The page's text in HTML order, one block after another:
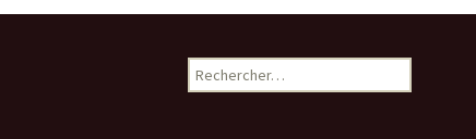
Rechercher :